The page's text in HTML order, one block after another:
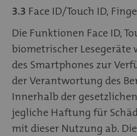
3.3 Face ID/Touch ID,
Die Funktionen Face ID,
biometrischer Lesegeräte
des Smartphones zur
der Verantwortung des
Innerhalb der
jegliche Haftung für
mit dieser Nutzung ab.